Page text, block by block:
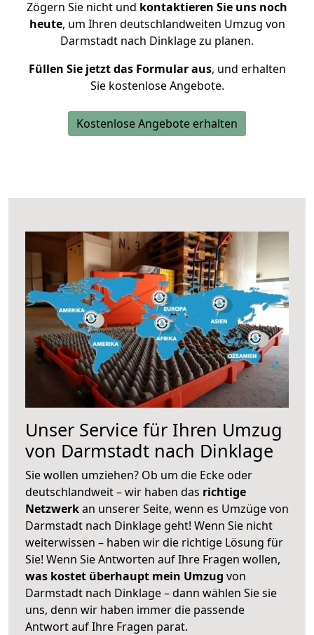
Zögern Sie nicht und kontaktieren Sie uns noch
heute, um Ihren deutschlandweiten Umzug von
Darmstadt nach Dinklage zu planen.
Füllen Sie jetzt das Formular aus, und erhalten
Sie kostenlose Angebote.
Kostenlose Angebote erhalten
Unser Service für Ihren Umzug
von Darmstadt nach Dinklage
Sie wollen umziehen? Ob um die Ecke oder
deutschlandweit – wir haben das richtige
Netzwerkan unserer Seite, wenn es Umzüge von
Darmstadt nach Dinklage geht! Wenn Sie nicht
weiterwissen – haben wir die richtige Lösung für
Sie! Wenn Sie Antworten auf Ihre Fragen wollen,
was kostet überhaupt mein Umzug von
Darmstadt nach Dinklage – dann wählen Sie sie
uns, denn wir haben immer die passende
Antwort auf Ihre Fragen parat.